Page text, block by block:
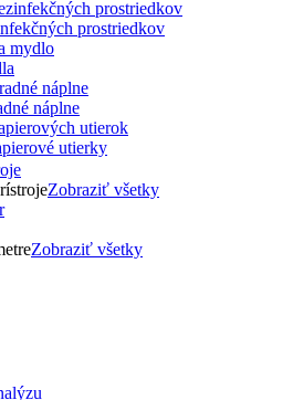
prostriedkov
náplne
utierky
Zobraziť všetky
Zobraziť všetky